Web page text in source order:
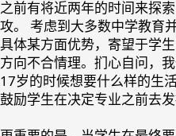
之前有将近两年的时间来探
攻。 考虑到大多数中学教育
具体某方面优势，寄望于学
方向不合情理。扪心自问，
17岁的时候想要什么样的生
鼓励学生在决定专业之前去发